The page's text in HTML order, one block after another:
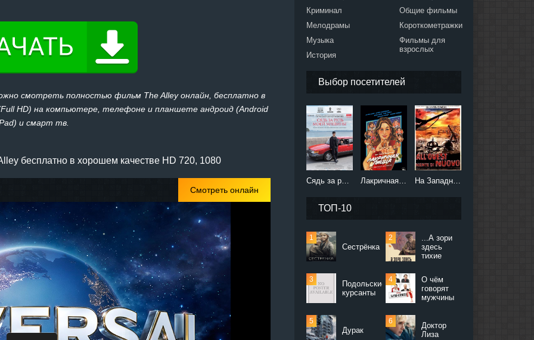
смотреть полностью фильм The Alley онлайн, бесплатно в
HD) на компьютере, телефоне и планшете андроид (Android
и смарт тв.
бесплатно в хорошем качестве HD 720, 1080
Смотреть онлайн
Криминал
Мелодрамы
Музыка
История
Общие фильмы
Короткометражки
Фильмы для
взрослых
Выбор посетителей
Сядь за руль моей машины (2021) Лакричная пицца (2021) На Западном фронте без перемен (2022)
ТОП-10
Сестрёнка
...А зори
здесь
тихие
Подольские
курсанты
О чём
говорят
мужчины
Дурак
Доктор
Лиза